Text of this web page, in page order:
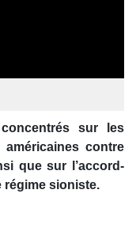
sur les
contre
que sur l’accord-
régime sioniste.